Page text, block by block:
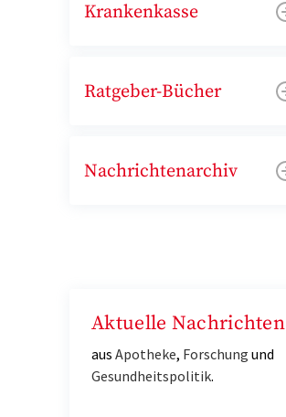
Krankenkasse
Ratgeber-Bücher
Nachrichtenarchiv
Aktuelle Nachrichten
aus Apotheke, Forschung und
Gesundheitspolitik.